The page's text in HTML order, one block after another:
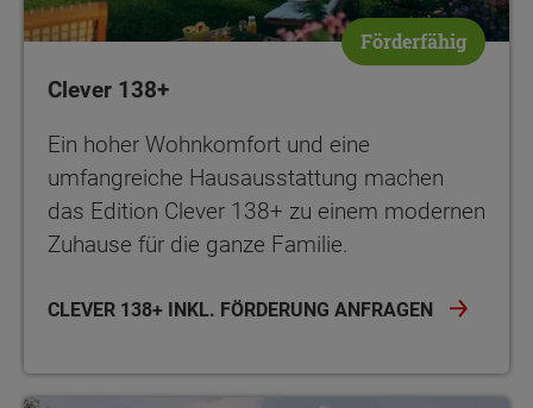
Förderfähig
Clever 138+
Ein hoher Wohnkomfort und eine
umfangreiche Hausausstattung machen
das Edition Clever 138+ zu einem modernen
Zuhause für die ganze Familie.
CLEVER 138+ INKL. FÖRDERUNG ANFRAGEN